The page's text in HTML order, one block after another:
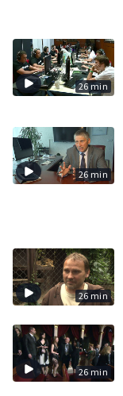
26 min
26 min
26 min
26 min